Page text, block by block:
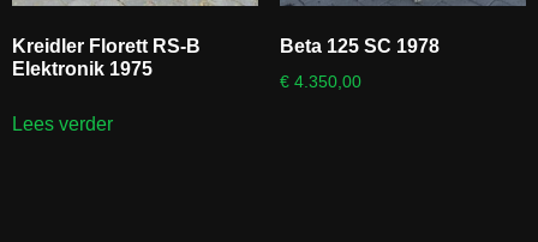
Kreidler Florett RS-B
Elektronik 1975
Lees verder
Beta 125 SC 1978
€4.350,00